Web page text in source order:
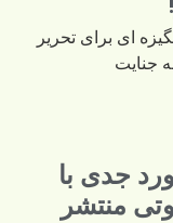
ای برای تحریر
جنایت
جدی با
منتشر